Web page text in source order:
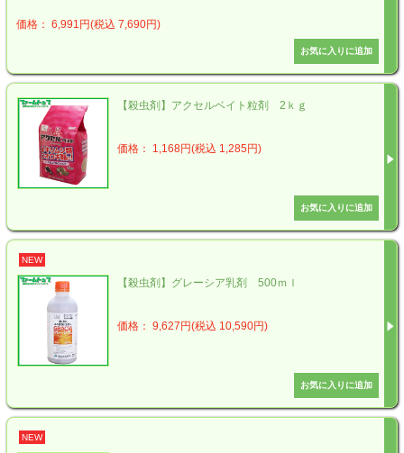
価格： 6,991円(税込 7,690円)
【殺虫剤】アクセルベイト粒剤 2ｋｇ
価格： 1,168円(税込 1,285円)
NEW
【殺虫剤】グレーシア乳剤 500ｍｌ
価格： 9,627円(税込 10,590円)
NEW